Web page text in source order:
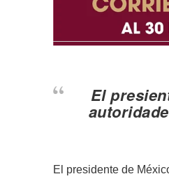
El
El presidente de